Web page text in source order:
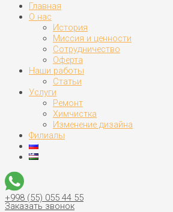
Главная
О нас
История
Миссия и ценности
Сотрудничество
Оферта
Наши работы
Статьи
Услуги
Ремонт
Химчистка
Изменение дизайна
Филиалы
+998 (55) 055 44 55
Заказать звонок